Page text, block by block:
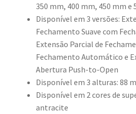
350 mm, 400 mm, 450 mm e
Disponível em 3 versões:
Fechamento Suave com
Extensão Parcial de
Fechamento Automático e
Abertura Push-to-Open
Disponível em 3 alturas: 88
Disponível em 2 cores de
antracite